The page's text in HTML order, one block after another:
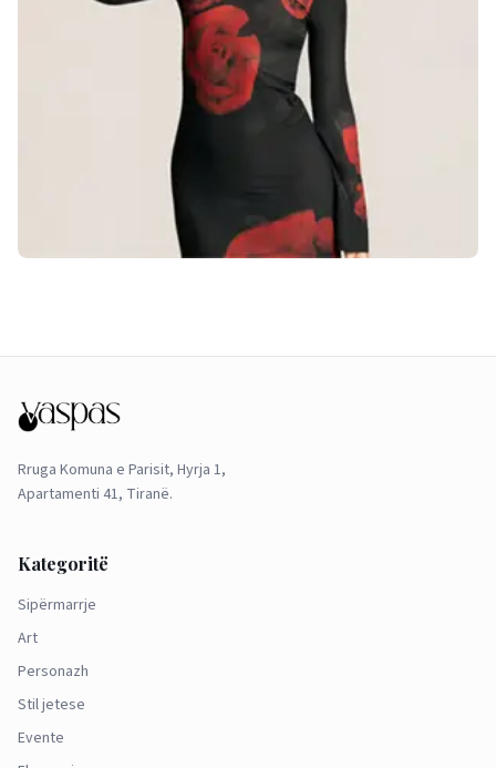
Rruga Komuna e Parisit, Hyrja 1,
Apartamenti 41, Tiranë.
Kategoritë
Sipërmarrje
Art
Personazh
Stil jetese
Evente